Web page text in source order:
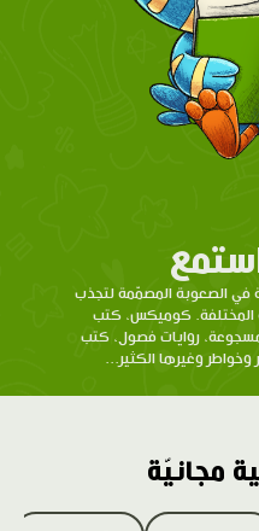
في الصعوبة المصمّمة لتجذب
المختلفة. كوميكس، كتب
روايات فصول، كتب
وغيرها الكثير...
مجانيّة